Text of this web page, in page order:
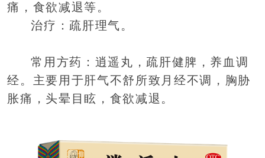
痛，食欲减退等。
治疗：疏肝理气。
常用方药：逍遥丸，疏肝健脾，养血调
经。主要用于肝气不舒所致月经不调，胸胁
胀痛，头晕目眩，食欲减退。